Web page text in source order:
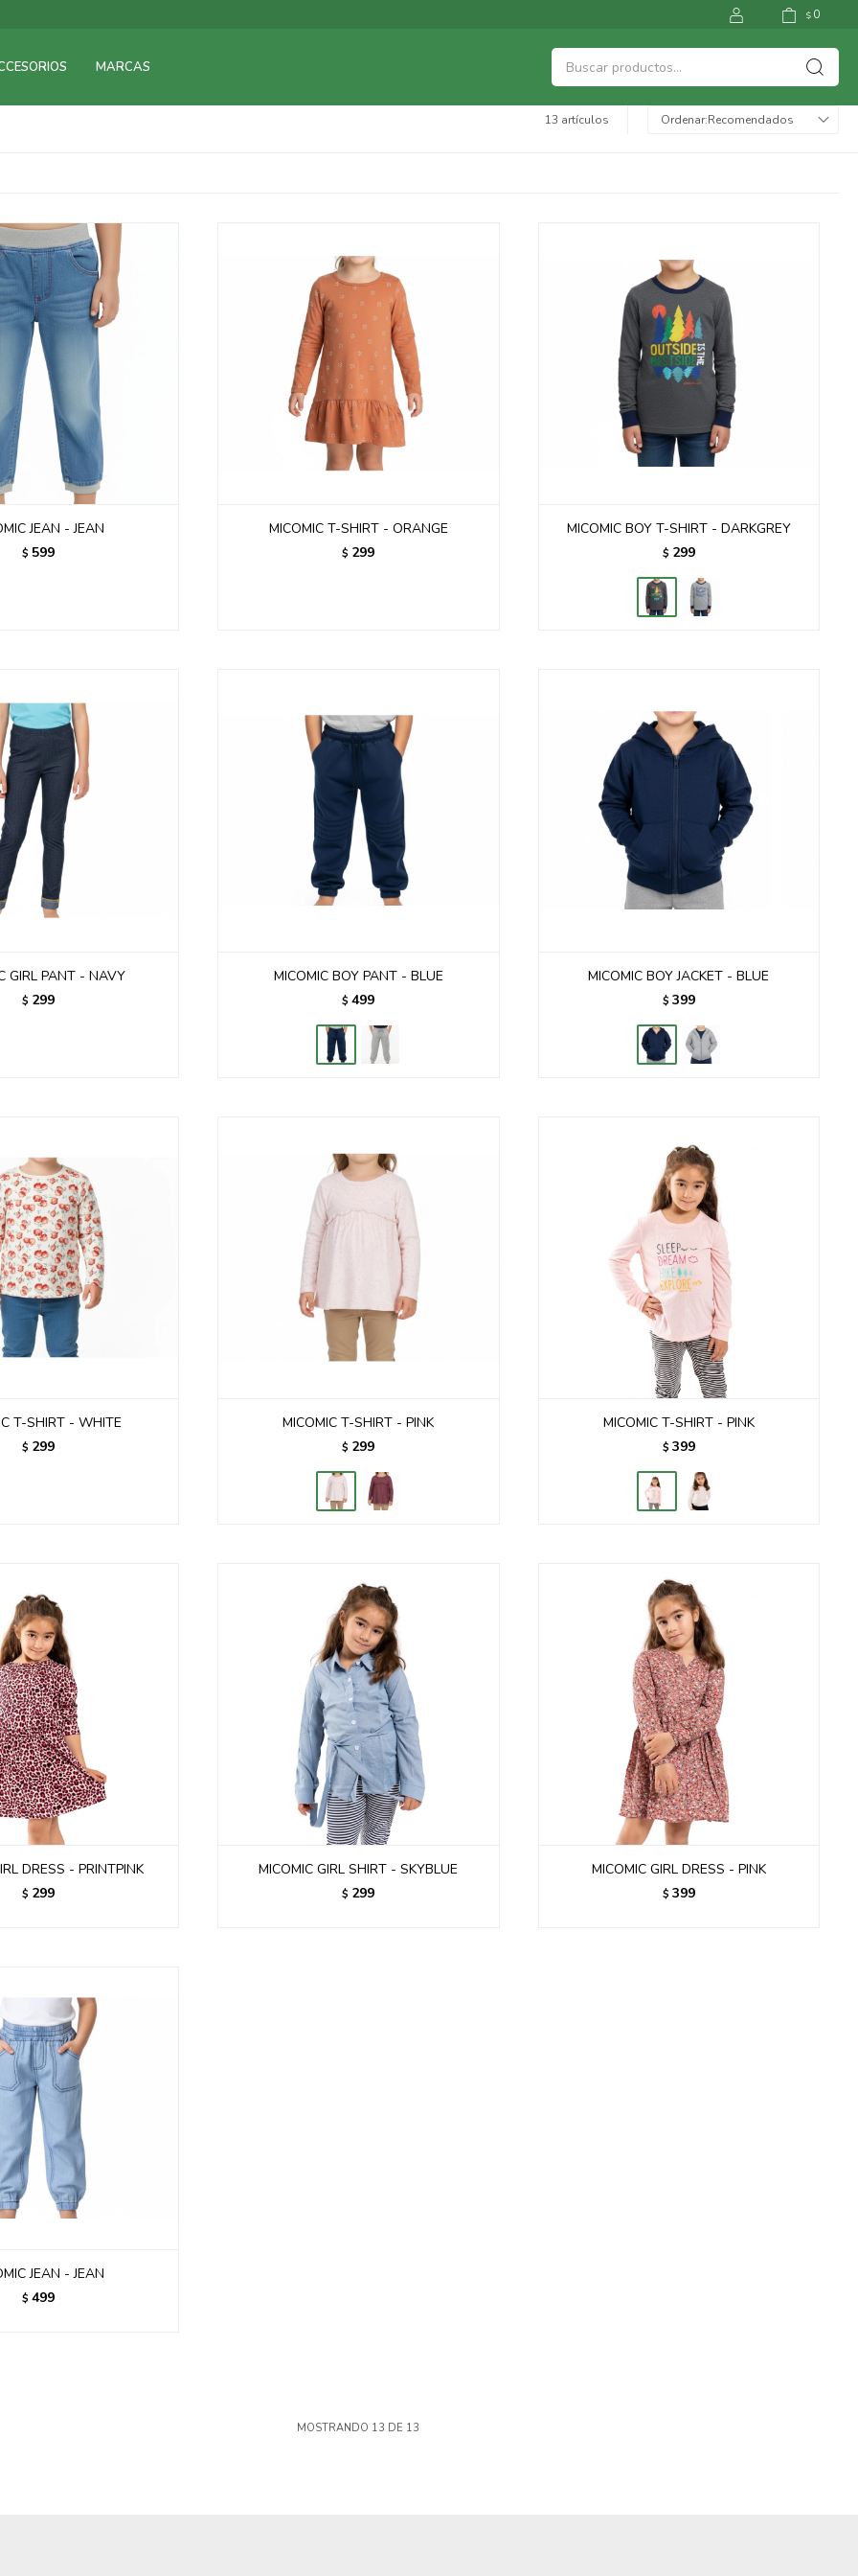
MARCAS
$ 0
13 artículos Recomendados
JEAN - JEAN
$ 599
MICOMIC T-SHIRT - ORANGE
$ 299
MICOMIC BOY T-SHIRT - DARKGREY
$ 299
GIRL PANT - NAVY
$ 299
MICOMIC BOY PANT - BLUE
$ 499
MICOMIC BOY JACKET - BLUE
$ 399
T-SHIRT - WHITE
$ 299
MICOMIC T-SHIRT - PINK
$ 299
MICOMIC T-SHIRT - PINK
$ 399
DRESS - PRINTPINK
$ 299
MICOMIC GIRL SHIRT - SKYBLUE
$ 299
MICOMIC GIRL DRESS - PINK
$ 399
JEAN - JEAN
$ 499
MOSTRANDO 13 DE 13